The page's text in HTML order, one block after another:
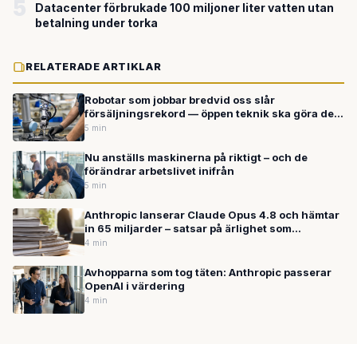
Datacenter förbrukade 100 miljoner liter vatten utan
betalning under torka
RELATERADE ARTIKLAR
Robotar som jobbar bredvid oss slår
försäljningsrekord — öppen teknik ska göra dem
tillgängliga för alla
5 min
Nu anställs maskinerna på riktigt – och de
förändrar arbetslivet inifrån
5 min
Anthropic lanserar Claude Opus 4.8 och hämtar
in 65 miljarder – satsar på ärlighet som
konkurrensfördel i AI-kapplöpningen
4 min
Avhopparna som tog täten: Anthropic passerar
OpenAI i värdering
4 min